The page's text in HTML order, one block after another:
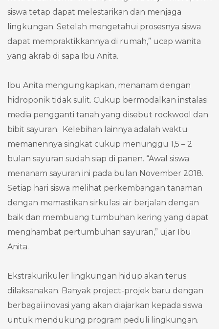
siswa tetap dapat melestarikan dan menjaga
lingkungan. Setelah mengetahui prosesnya siswa
dapat mempraktikkannya di rumah,” ucap wanita
yang akrab di sapa Ibu Anita.
Ibu Anita mengungkapkan, menanam dengan
hidroponik tidak sulit. Cukup bermodalkan instalasi
media pengganti tanah yang disebut rockwool dan
bibit sayuran. Kelebihan lainnya adalah waktu
memanennya singkat cukup menunggu 1,5 – 2
bulan sayuran sudah siap di panen. “Awal siswa
menanam sayuran ini pada bulan November 2018.
Setiap hari siswa melihat perkembangan tanaman
dengan memastikan sirkulasi air berjalan dengan
baik dan membuang tumbuhan kering yang dapat
menghambat pertumbuhan sayuran,” ujar Ibu
Anita.
Ekstrakurikuler lingkungan hidup akan terus
dilaksanakan. Banyak project-projek baru dengan
berbagai inovasi yang akan diajarkan kepada siswa
untuk mendukung program peduli lingkungan.